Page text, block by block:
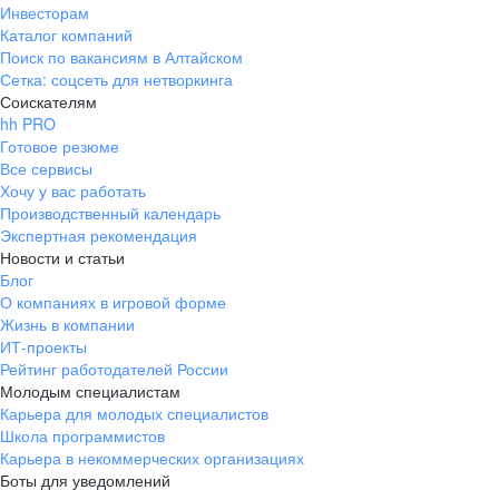
Инвесторам
Каталог компаний
Поиск по вакансиям в Алтайском
Сетка: соцсеть для нетворкинга
Соискателям
hh PRO
Готовое резюме
Все сервисы
Хочу у вас работать
Производственный календарь
Экспертная рекомендация
Новости и статьи
Блог
О компаниях в игровой форме
Жизнь в компании
ИТ-проекты
Рейтинг работодателей России
Молодым специалистам
Карьера для молодых специалистов
Школа программистов
Карьера в некоммерческих организациях
Боты для уведомлений